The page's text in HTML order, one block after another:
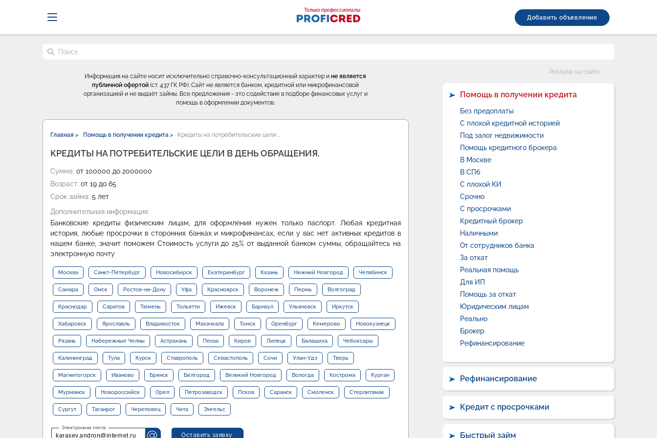
Только профессионалы
Добавить объявление
Поиск по сайту
Информация на сайте носит исключительно справочно-консультационный характер ине является
публичной офертой (ст. 437 ГК РФ). Сайт не является банком, кредитной или микрофинансовой
организацией и не выдаёт займы. Все предложения - это содействие в подборе финансовых услуг и
помощь в оформлении документов.
Главная > Помощь в получении кредита > Кредиты на потребительские цели …
КРЕДИТЫ НА ПОТРЕБИТЕЛЬСКИЕ ЦЕЛИ В ДЕНЬ ОБРАЩЕНИЯ.
Сумма: от 100000 до 2000000
Возраст: от 19 до 65
Срок займа: 5 лет
Дополнительная информация:
Банковские кредиты физическим лицам, для оформления нужен только паспорт. Любая кредитная
история, любые просрочки в сторонних банках и микрофинансах, если у вас нет активных кредитов в
нашем банке, значит поможем Стоимость услуги до 25% от выданной банком суммы, обращайтесь на
электронную почту
Москва Санкт-Петербург Новосибирск Екатеринбург Казань Нижний Новгород Челябинск
Самара Омск Ростов-на-Дону Уфа Красноярск Воронеж Пермь Волгоград
Краснодар Саратов Тюмень Тольятти Ижевск Барнаул Ульяновск Иркутск
Хабаровск Ярославль Владивосток Махачкала Томск Оренбург Кемерово Новокузнецк
Рязань Набережные Челны Астрахань Пенза Киров Липецк Балашиха Чебоксары
Калининград Тула Курск Ставрополь Севастополь Сочи Улан-Удэ Тверь
Магнитогорск Иваново Брянск Белгород Великий Новгород Вологда Кострома Курган
Мурманск Новороссийск Орел Петрозаводск Псков Саранск Смоленск Стерлитамак
Сургут Таганрог Череповец Чита Энгельс
karasev.andron@internet.ru Оставить заявку
Реклама на сайте
Помощь в получении кредита
Без предоплаты
С плохой кредитной историей
Под залог недвижимости
Помощь кредитного брокера
В Москве
В СПб
С плохой КИ
Срочно
С просрочками
Кредитный брокер
Наличными
От сотрудников банка
За откат
Реальная помощь
Для ИП
Помощь за откат
Юридическим лицам
Реально
Брокер
Рефинансирование
Рефинансирование
Кредит с просрочками
Быстрый займ